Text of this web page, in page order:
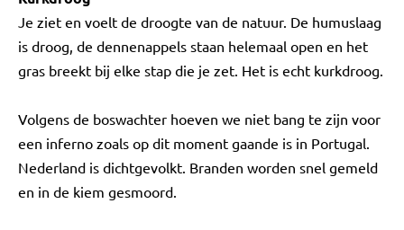
Je ziet en voelt de droogte van de natuur. De humuslaag
is droog, de dennenappels staan helemaal open en het
gras breekt bij elke stap die je zet. Het is echt kurkdroog.
Volgens de boswachter hoeven we niet bang te zijn voor
een inferno zoals op dit moment gaande is in Portugal.
Nederland is dichtgevolkt. Branden worden snel gemeld
en in de kiem gesmoord.